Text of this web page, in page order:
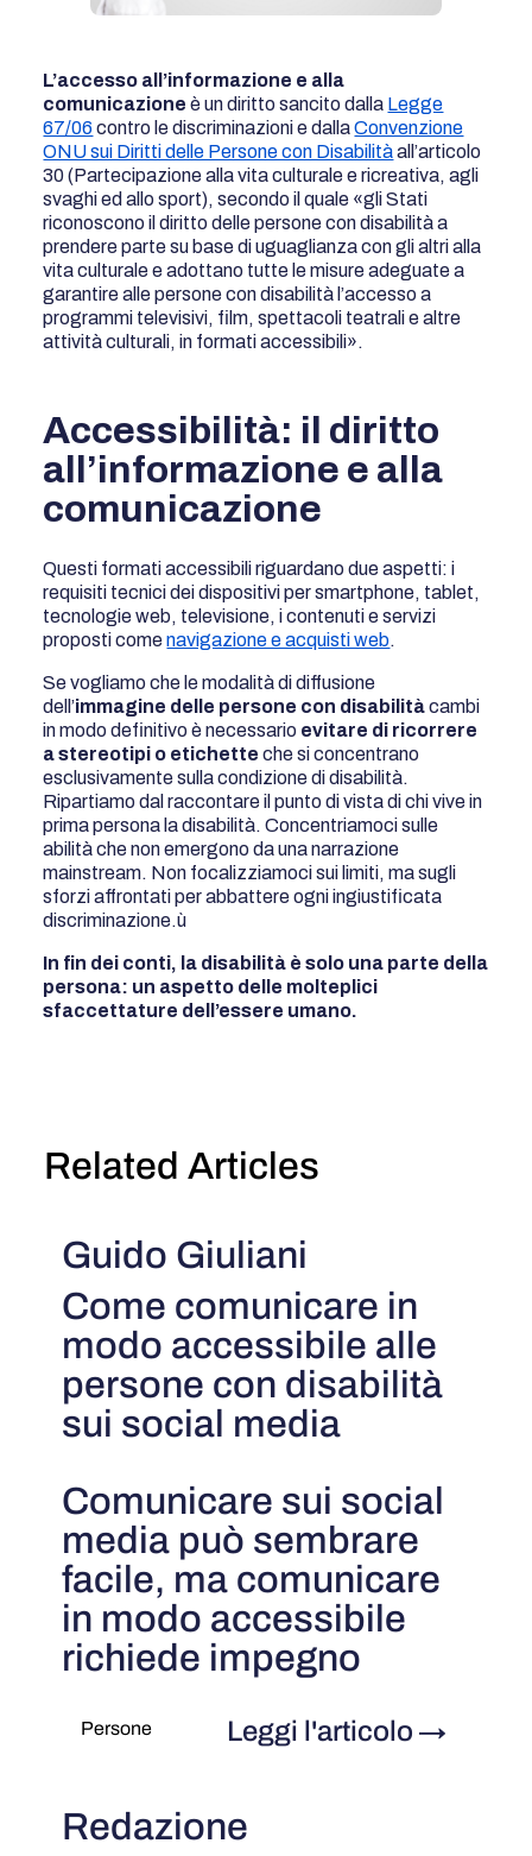
L’accesso all’informazione e alla
comunicazione è un diritto sancito dalla Legge
67/06 contro le discriminazioni e dallaConvenzione
ONU sui Diritti delle Persone con Disabilitàall’articolo
30 (Partecipazione alla vita culturale e ricreativa, agli
svaghi ed allo sport), secondo il quale «gli Stati
riconoscono il diritto delle persone con disabilità a
prendere parte su base di uguaglianza con gli altri alla
vita culturale e adottano tutte le misure adeguate a
garantire alle persone con disabilità l’accesso a
programmi televisivi, film, spettacoli teatrali e altre
attività culturali, in formati accessibili».
Accessibilità: il diritto
all’informazione e alla
comunicazione
Questi formati accessibili riguardano due aspetti: i
requisiti tecnici dei dispositivi per smartphone, tablet,
tecnologie web, televisione, i contenuti e servizi
proposti comenavigazione e acquisti web.
Se vogliamo che le modalità di diffusione
dell’immagine delle persone con disabilitàcambi
in modo definitivo è necessario evitare di ricorrere
a stereotipi o etichette che si concentrano
esclusivamente sulla condizione di disabilità.
Ripartiamo dal raccontare il punto di vista di chi vive in
prima persona la disabilità. Concentriamoci sulle
abilità che non emergono da una narrazione
mainstream. Non focalizziamoci sui limiti, ma sugli
sforzi affrontati per abbattere ogni ingiustificata
discriminazione.ù
In fin dei conti, la disabilità è solo una parte della
persona: un aspetto delle molteplici
sfaccettature dell’essere umano.
Guido Giuliani
Come comunicare in
modo accessibile alle
persone con disabilità
sui social media
Comunicare sui social
media può sembrare
facile, ma comunicare
in modo accessibile
richiede impegno
Persone Leggi l'articolo →
Redazione
Related Articles